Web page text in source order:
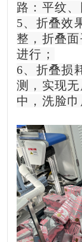
路：平纹、
5、折叠效
整，折叠
进行；
6、折叠损
测，实现
中，洗脸巾